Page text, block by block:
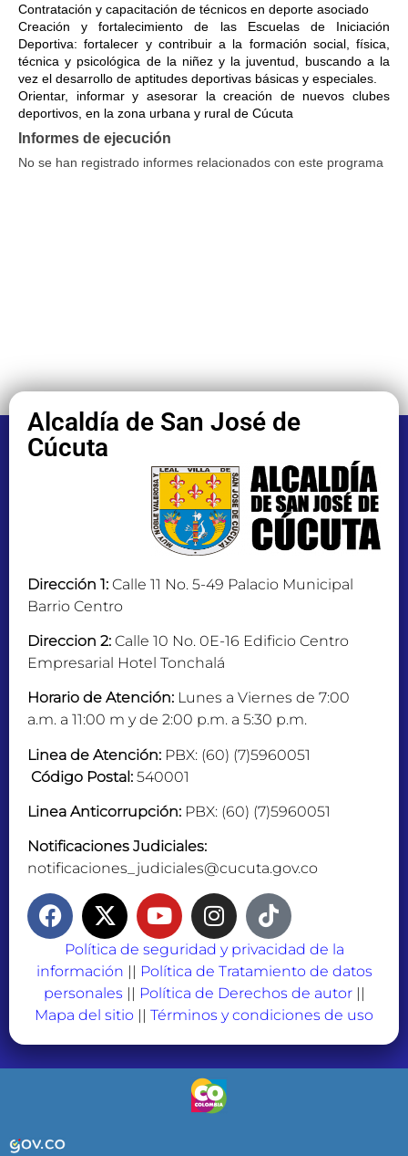
Contratación y capacitación de técnicos en deporte asociado
Creación y fortalecimiento de las Escuelas de Iniciación
Deportiva: fortalecer y contribuir a la formación social, física,
técnica y psicológica de la niñez y la juventud, buscando a la
vez el desarrollo de aptitudes deportivas básicas y especiales.
Orientar, informar y asesorar la creación de nuevos clubes
deportivos, en la zona urbana y rural de Cúcuta
Informes de ejecución
No se han registrado informes relacionados con este programa
Alcaldía de San José de
Cúcuta
Dirección 1: Calle 11 No. 5-49 Palacio Municipal
Barrio Centro
Direccion 2: Calle 10 No. 0E-16 Edificio Centro
Empresarial Hotel Tonchalá
Horario de Atención: Lunes a Viernes de 7:00
a.m. a 11:00 m y de 2:00 p.m. a 5:30 p.m.
Linea de Atención: PBX: (60) (7)5960051
Código Postal: 540001
Linea Anticorrupción: PBX: (60) (7)5960051
Notificaciones Judiciales:
notificaciones_judiciales@cucuta.gov.co
Política de seguridad y privacidad de la
información || Política de Tratamiento de datos
personales || Política de Derechos de autor||
Mapa del sitio || Términos y condiciones de uso